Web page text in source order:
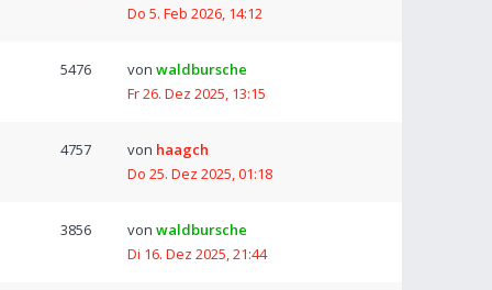
Do 5. Feb 2026, 14:12
5476 von waldbursche
Fr 26. Dez 2025, 13:15
4757 von haagch
Do 25. Dez 2025, 01:18
3856 von waldbursche
Di 16. Dez 2025, 21:44